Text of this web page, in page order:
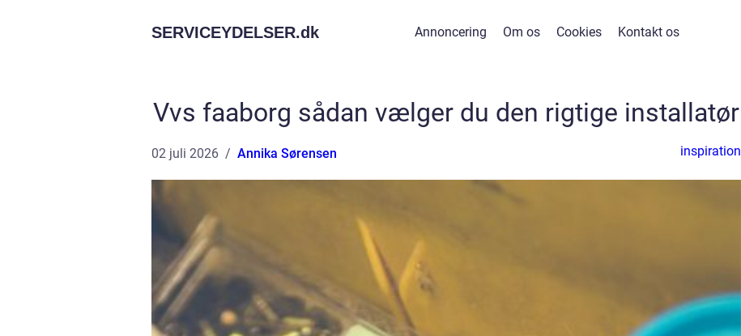
SERVICEYDELSER.dk Annoncering Om os Cookies Kontakt os
Vvs faaborg sådan vælger du den rigtige installatør
02 juli 2026 Annika Sørensen inspiration